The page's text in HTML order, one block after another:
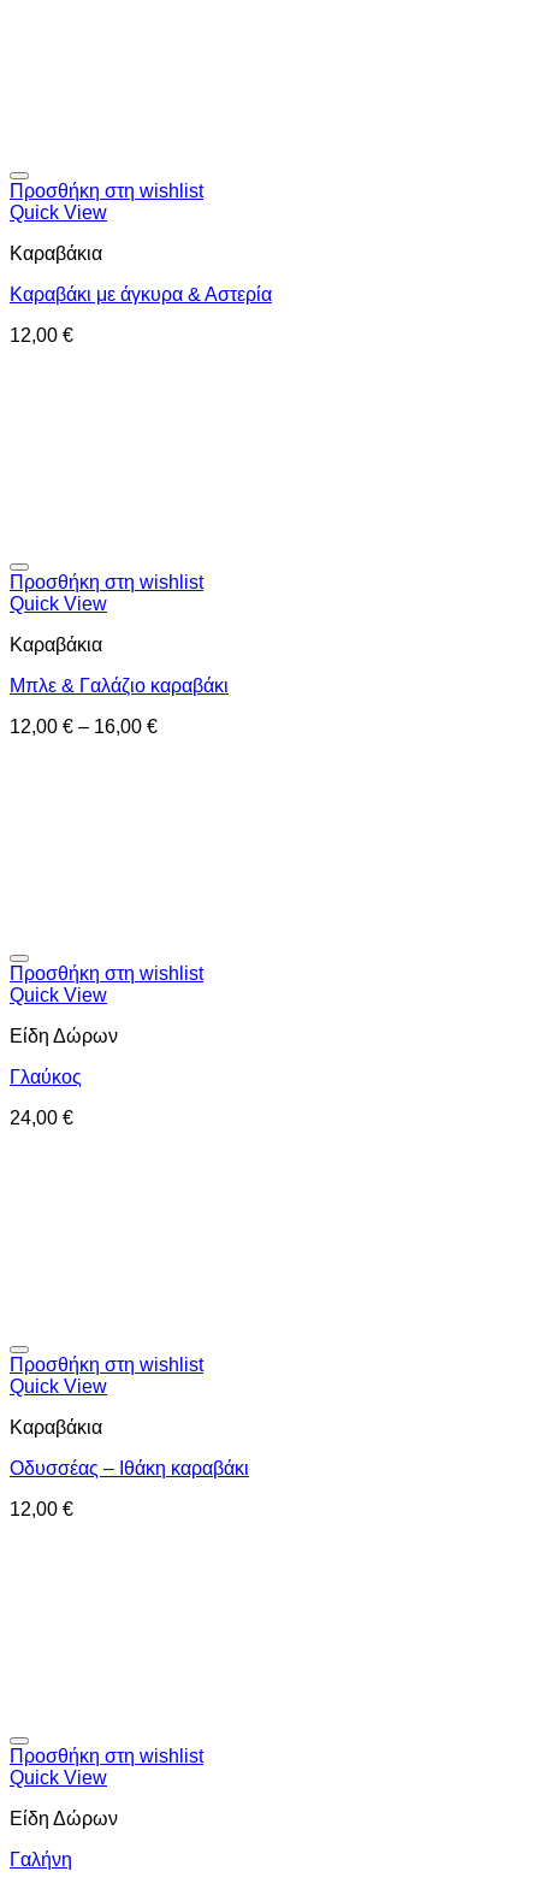
Προσθήκη στη wishlist
Quick View
Καραβάκια
Καραβάκι με άγκυρα & Αστερία
12,00 €
Προσθήκη στη wishlist
Quick View
Καραβάκια
Μπλε & Γαλάζιο καραβάκι
12,00 € – 16,00 €
Προσθήκη στη wishlist
Quick View
Είδη Δώρων
Γλαύκος
24,00 €
Προσθήκη στη wishlist
Quick View
Καραβάκια
Οδυσσέας – Ιθάκη καραβάκι
12,00 €
Προσθήκη στη wishlist
Quick View
Είδη Δώρων
Γαλήνη